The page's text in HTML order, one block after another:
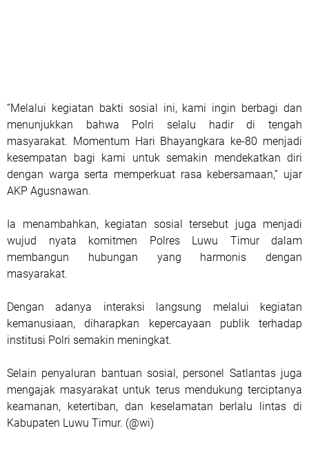
“Melalui kegiatan bakti sosial ini, kami ingin berbagi dan
menunjukkan bahwa Polri selalu hadir di tengah
masyarakat. Momentum Hari Bhayangkara ke-80 menjadi
kesempatan bagi kami untuk semakin mendekatkan diri
dengan warga serta memperkuat rasa kebersamaan,” ujar
AKP Agusnawan.
Ia menambahkan, kegiatan sosial tersebut juga menjadi
wujud nyata komitmen Polres Luwu Timur dalam
membangun hubungan yang harmonis dengan
masyarakat.
Dengan adanya interaksi langsung melalui kegiatan
kemanusiaan, diharapkan kepercayaan publik terhadap
institusi Polri semakin meningkat.
Selain penyaluran bantuan sosial, personel Satlantas juga
mengajak masyarakat untuk terus mendukung terciptanya
keamanan, ketertiban, dan keselamatan berlalu lintas di
Kabupaten Luwu Timur. (@wi)